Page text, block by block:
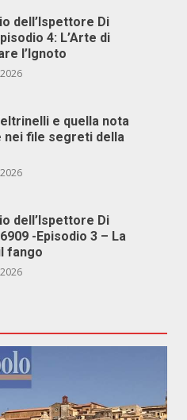
dell’Ispettore Di
4: L’Arte di
l’Ignoto
e quella nota
nei file segreti della
dell’Ispettore Di
-Episodio 3 – La
fango